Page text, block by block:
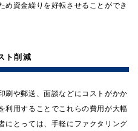
め資金繰りを好転させることができ
ト削減
刷や郵送、面談などにコストがかか
利用することでこれらの費用が大幅
にとっては、手軽にファクタリング